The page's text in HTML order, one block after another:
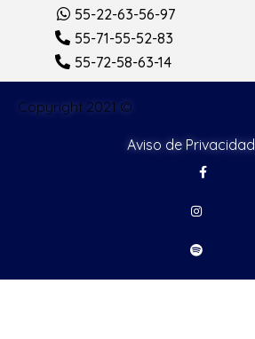
55-22-63-56-97
55-71-55-52-83
55-72-58-63-14
Copyright 2021 ©
Aviso de Privacidad